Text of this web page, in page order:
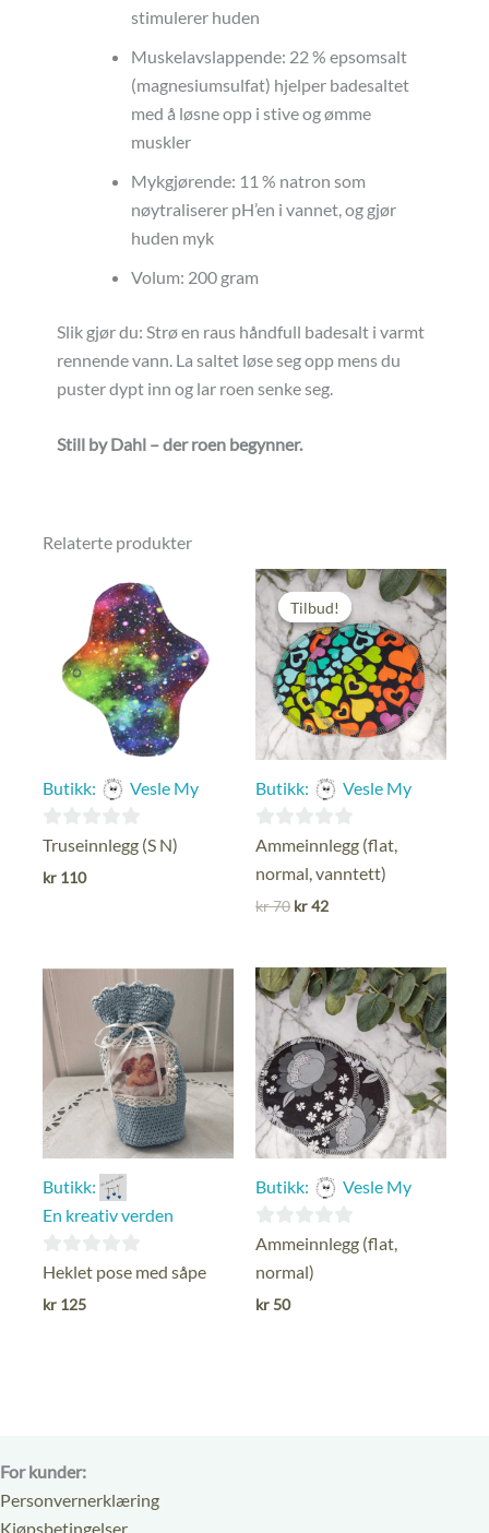
stimulerer huden
Muskelavslappende: 22 % epsomsalt
(magnesiumsulfat) hjelper badesaltet
med å løsne opp i stive og ømme
muskler
Mykgjørende: 11 % natron som
nøytraliserer pH’en i vannet, og gjør
huden myk
Volum: 200 gram
Slik gjør du: Strø en raus håndfull badesalt i varmt
rennende vann. La saltet løse seg opp mens du
puster dypt inn og lar roen senke seg.
Still by Dahl – der roen begynner.
Relaterte produkter
Butikk: Vesle My
0
ut
Truseinnlegg (S N)
kr 110
Tilbud!
Butikk: Vesle My
0
ut
Tilbud!
Ammeinnlegg (flat,
normal, vanntett)
kr70 Opprinnelig
kr 70.
kr42Nåværende
kr 42.
Butikk:
En kreativ verden
0
ut
Heklet pose med såpe
kr 125
Butikk: Vesle My
0
ut
av
Ammeinnlegg (flat,
normal)
kr50
For kunder:
Personvernerklæring
Kjøpsbetingelser